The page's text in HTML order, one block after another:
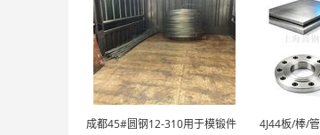
成都45#圆钢12-310用于模锻件